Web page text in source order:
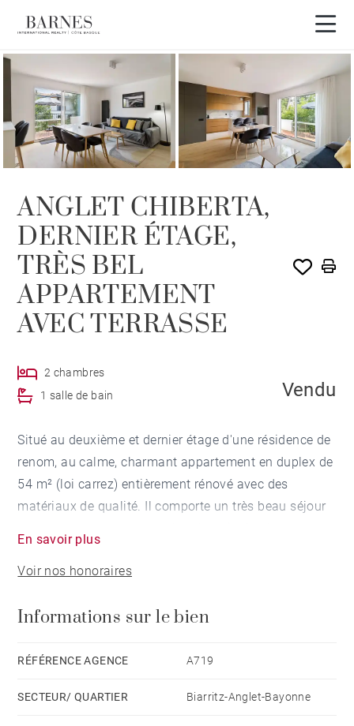
VENDU PAR BARNES
ANGLET CHIBERTA,
DERNIER ÉTAGE,
TRÈS BEL
APPARTEMENT
AVEC TERRASSE
2 chambres
1 salle de bain
Vendu
Situé au deuxième et dernier étage d'une résidence de
renom, au calme, charmant appartement en duplex de
54 m² (loi carrez) entièrement rénové avec des
matériaux de qualité. Il comporte un très beau séjour
nuit. Le bien dispose également d'une place de
parking et d'une cave. Un vaste parc arboré entoure la
En savoir plus
Voir nos honoraires
Informations sur le bien
RÉFÉRENCE AGENCE A719
SECTEUR/ QUARTIER Biarritz-Anglet-Bayonne